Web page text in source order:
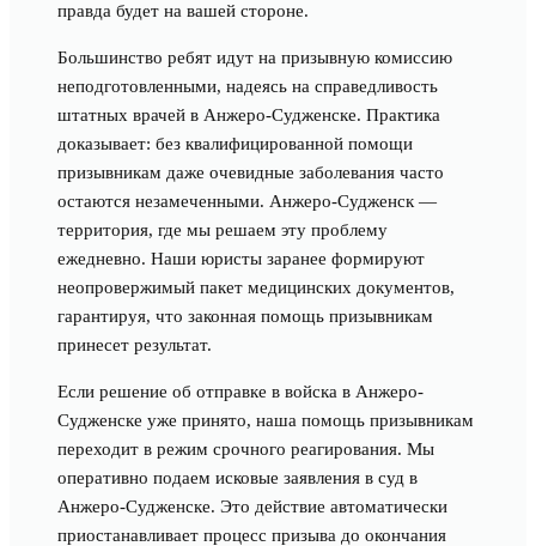
правда будет на вашей стороне.
Большинство ребят идут на призывную комиссию
неподготовленными, надеясь на справедливость
штатных врачей в Анжеро-Судженске. Практика
доказывает: без квалифицированной помощи
призывникам даже очевидные заболевания часто
остаются незамеченными. Анжеро-Судженск —
территория, где мы решаем эту проблему
ежедневно. Наши юристы заранее формируют
неопровержимый пакет медицинских документов,
гарантируя, что законная помощь призывникам
принесет результат.
Если решение об отправке в войска в Анжеро-
Судженске уже принято, наша помощь призывникам
переходит в режим срочного реагирования. Мы
оперативно подаем исковые заявления в суд в
Анжеро-Судженске. Это действие автоматически
приостанавливает процесс призыва до окончания